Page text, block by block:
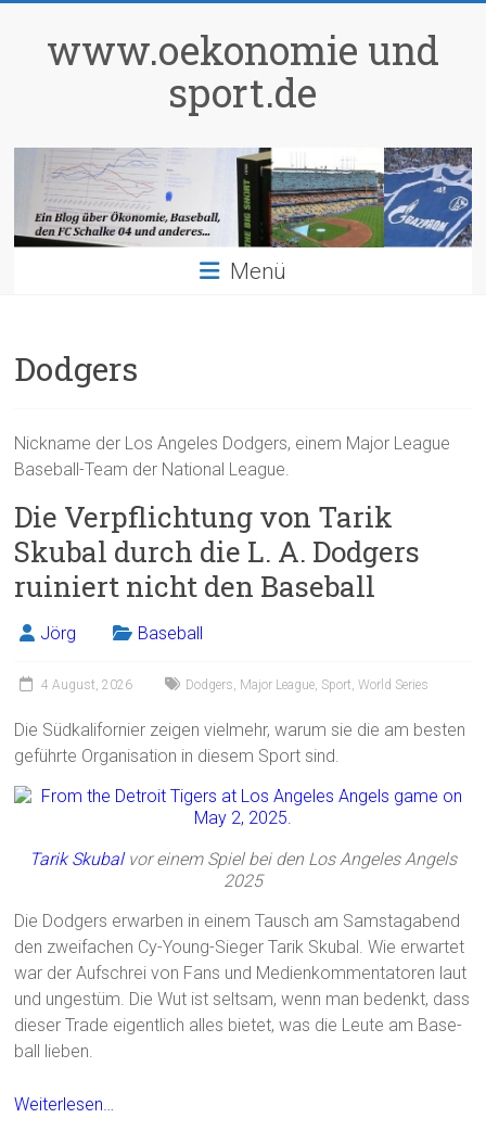
springenwww.oekonomie und
sport.de
Menü
Dodgers
Nickname der Los Angeles Dodgers, einem Major League
Baseball-Team der National League.
Die Verpflichtung von Tarik
Skubal durch die L. A. Dodgers
ruiniert nicht den Baseball
Jörg Baseball
4 August, 2026 Dodgers, Major League, Sport,World Series
Die Südkalifornier zeigen vielmehr, warum sie die am besten
geführte Organisation in diesem Sport sind.
Tarik Skubalvor einem Spiel bei den Los Angeles Angels
2025
Die Dodgers erwarben in einem Tausch am Samstagabend
den zweifachen Cy-Young-Sieger Tarik Skubal. Wie erwartet
war der Aufschrei von Fans und Medienkommentatoren laut
und ungestüm. Die Wut ist seltsam, wenn man bedenkt, dass
dieser Trade eigentlich alles bietet, was die Leute am Base-
ball lieben.
Weiterlesen…